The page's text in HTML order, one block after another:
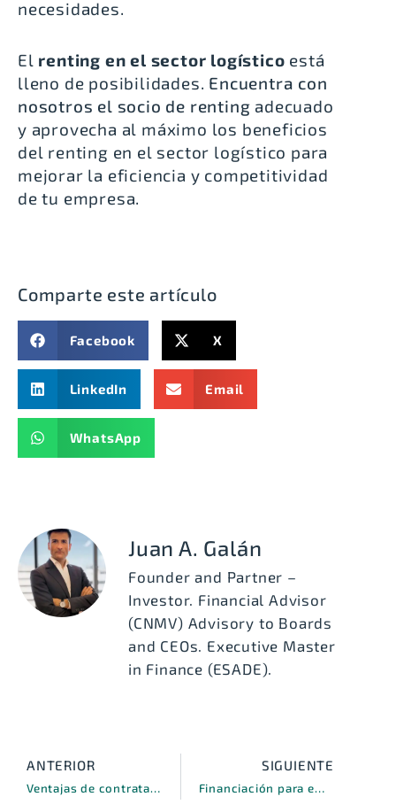
necesidades.
El renting en el sector logístico está
lleno de posibilidades. Encuentra con
nosotros el socio de renting adecuado
y aprovecha al máximo los beneficios
del renting en el sector logístico para
mejorar la eficiencia y competitividad
de tu empresa.
Comparte este artículo
Facebook X
LinkedIn Email
WhatsApp
Juan A. Galán
Founder and Partner –
Investor. Financial Advisor
(CNMV) Advisory to Boards
and CEOs. Executive Master
in Finance (ESADE).
ANTERIOR
Ventajas de contratar proveedores independientes de financiación de renting
SIGUIENTE
Financiación para empresas de construcción, la clave para el crecimiento